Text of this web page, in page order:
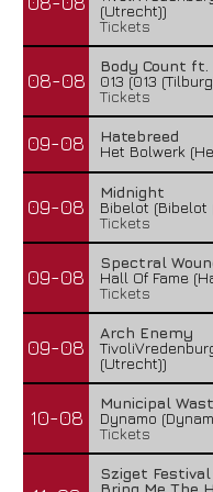
(Utrecht))
Tickets
08-08
Body Count ft.
013 (013
Tickets
09-08
Hatebreed
Het Bolwerk
09-08
Midnight
Bibelot (Bibelot
Tickets
09-08
Spectral
Hall Of Fame
Tickets
09-08
Arch Enemy
(Utrecht))
10-08
Municipal
Dynamo
Tickets
Sziget Festival
Bring Me The